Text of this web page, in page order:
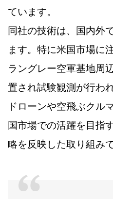
ています。
同社の技術は、国内外
ます。特に米国市場に
ラングレー空軍基地周
置され試験観測が行わ
ドローンや空飛ぶクル
国市場での活躍を目指
略を反映した取り組みで